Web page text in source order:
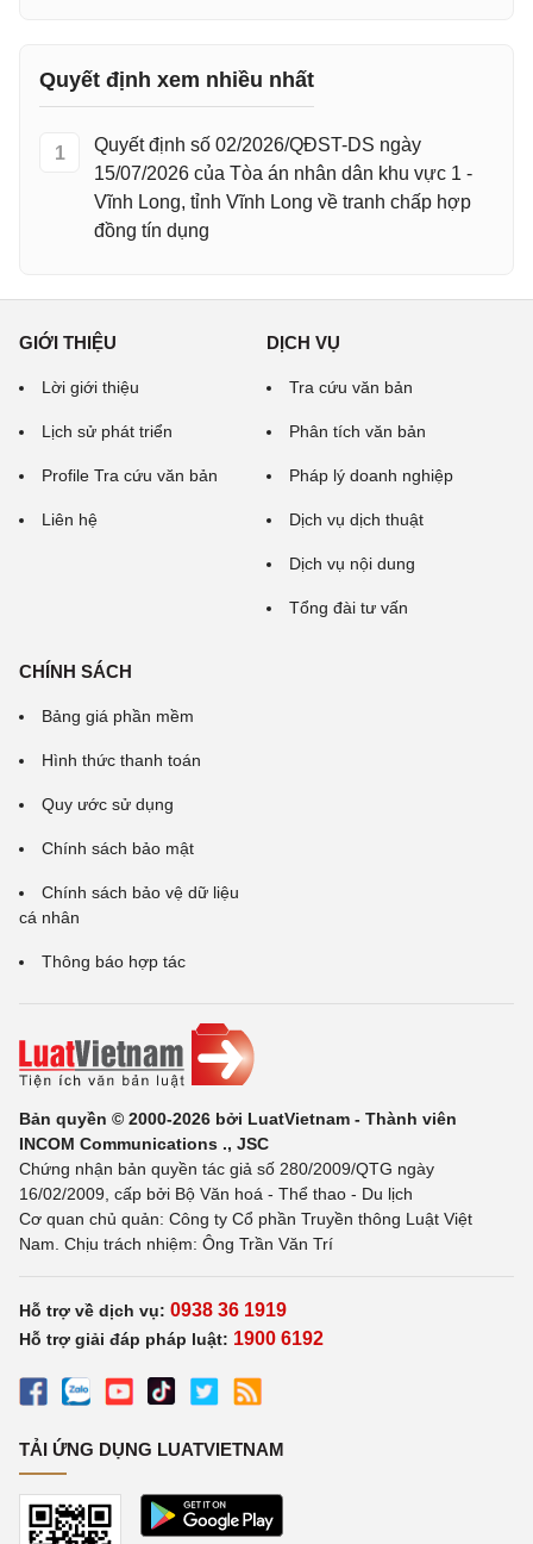
Quyết định xem nhiều nhất
1
Quyết định số 02/2026/QĐST-DS ngày
15/07/2026 của Tòa án nhân dân khu vực 1 -
Vĩnh Long, tỉnh Vĩnh Long về tranh chấp hợp
đồng tín dụng
GIỚI THIỆU
Lời giới thiệu
Lịch sử phát triển
Profile Tra cứu văn bản
Liên hệ
DỊCH VỤ
Tra cứu văn bản
Phân tích văn bản
Pháp lý doanh nghiệp
Dịch vụ dịch thuật
Dịch vụ nội dung
Tổng đài tư vấn
CHÍNH SÁCH
Bảng giá phần mềm
Hình thức thanh toán
Quy ước sử dụng
Chính sách bảo mật
Chính sách bảo vệ dữ liệu
cá nhân
Thông báo hợp tác
Bản quyền © 2000-2026 bởi LuatVietnam - Thành viên
INCOM Communications ., JSC
Chứng nhận bản quyền tác giả số 280/2009/QTG ngày
16/02/2009, cấp bởi Bộ Văn hoá - Thể thao - Du lịch
Cơ quan chủ quản: Công ty Cổ phần Truyền thông Luật Việt
Nam. Chịu trách nhiệm: Ông Trần Văn Trí
Hỗ trợ về dịch vụ: 0938 36 1919
Hỗ trợ giải đáp pháp luật: 1900 6192
TẢI ỨNG DỤNG LUATVIETNAM